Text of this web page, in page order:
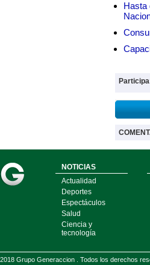
Hasta
NOTICIAS
Actualidad
Deportes
Espectáculos
Salud
Ciencia y
tecnología
2018 Grupo Generaccion . Todos los derechos